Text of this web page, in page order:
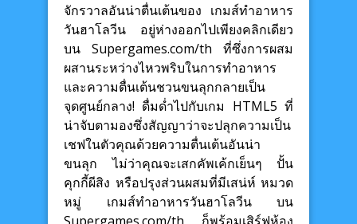
จักรวาลอันน่าตื่นเต้นของ เกมส์ทำอาหาร
วันฮาโลวีน อยู่ห่างออกไปเพียงคลิกเดียว
บน Supergames.com/th ที่ซึ่งการผสม
ผสานระหว่างไหวพริบในการทำอาหาร
และความตื่นเต้นชวนขนลุกกลายเป็น
จุดศูนย์กลาง! ดื่มด่ำไปกับเกม HTML5 ที่
น่าจับตามองซึ่งสัญญาว่าจะปลุกความเป็น
เชฟในตัวคุณด้วยความตื่นเต้นอันน่า
ขนลุก ไม่ว่าคุณจะเสกคัพเค้กเย็นๆ ปั้น
คุกกี้ผีสิง หรือปรุงส่วนผสมที่มีเสน่ห์ หมวด
หมู่ เกมส์ทำอาหารวันฮาโลวีน บน